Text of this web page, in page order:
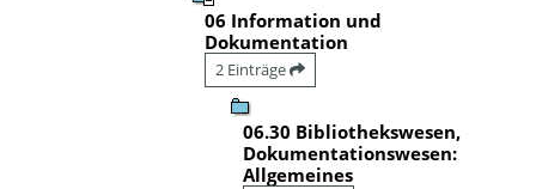
06 Information und
Dokumentation
2 Einträge
06.30 Bibliothekswesen,
Dokumentationswesen:
Allgemeines